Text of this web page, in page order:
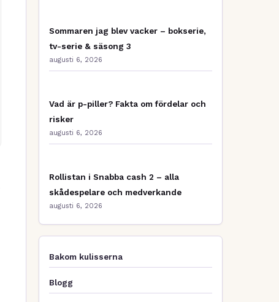
Sommaren jag blev vacker – bokserie,
tv-serie & säsong 3
augusti 6, 2026
Vad är p-piller? Fakta om fördelar och
risker
augusti 6, 2026
Rollistan i Snabba cash 2 – alla
skådespelare och medverkande
augusti 6, 2026
Bakom kulisserna
Blogg